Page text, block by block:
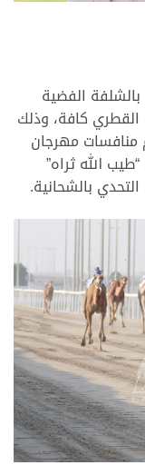
الفضية
كافة، وذلك
9 ديسمبر 2020 ختام منافسات مهرجان
الله ثراه”
بالشحانية.